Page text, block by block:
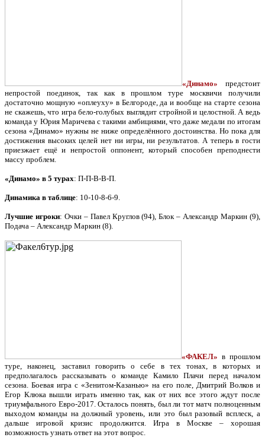
«Динамо» предстоит
непростой поединок, так как в прошлом туре москвичи получили
достаточно мощную «оплеуху» в Белгороде, да и вообще на старте сезона
не скажешь, что игра бело-голубых выглядит стройной и целостной. А ведь
команда у Юрия Маричева с такими амбициями, что даже медали по итогам
сезона «Динамо» нужны не ниже определённого достоинства. Но пока для
достижения высоких целей нет ни игры, ни результатов. А теперь в гости
приезжает ещё и непростой оппонент, который способен преподнести
массу проблем.
«Динамо» в 5 турах: П-П-В-В-П.
Динамика в таблице: 10-10-8-6-9.
Лучшие игроки: Очки – Павел Круглов (94), Блок – Александр Маркин (9),
Подача – Александр Маркин (8).
«ФАКЕЛ» в прошлом
туре, наконец, заставил говорить о себе в тех тонах, в которых и
предполагалось рассказывать о команде Камило Плачи перед началом
сезона. Боевая игра с «Зенитом-Казанью» на его поле, Дмитрий Волков и
Егор Клюка вышли играть именно так, как от них все этого ждут после
триумфального Евро-2017. Осталось понять, был ли тот матч полноценным
выходом команды на должный уровень, или это был разовый всплеск, а
дальше игровой кризис продолжится. Игра в Москве – хорошая
возможность узнать ответ на этот вопрос.